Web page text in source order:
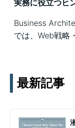
実務に役立つヒ
Business
では、Web戦略
最新記事